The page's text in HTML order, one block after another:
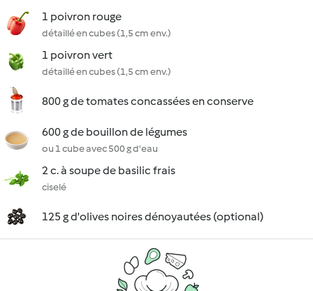
1 poivron rouge
détaillé en cubes (1,5 cm env.)
1 poivron vert
détaillé en cubes (1,5 cm env.)
800 g de tomates concassées en conserve
600 g de bouillon de légumes
ou 1 cube avec 500 g d'eau
2 c. à soupe de basilic frais
ciselé
125 g d'olives noires dénoyautées (optional)